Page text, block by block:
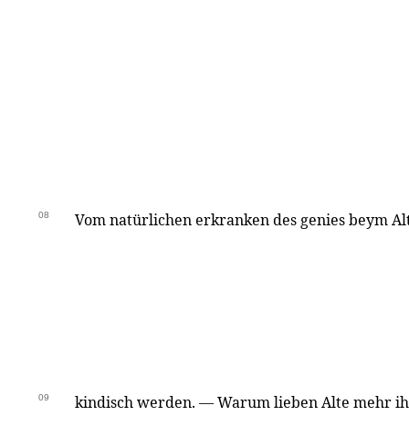
08 Vom natürlichen erkranken des genies beym
09 kindisch werden. — Warum lieben Alte mehr